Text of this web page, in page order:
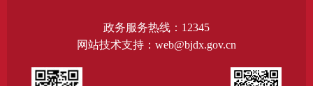
政务服务热线：12345
网站技术支持：web@bjdx.gov.cn